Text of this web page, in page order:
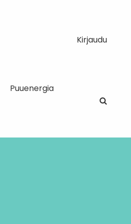
Kirjaudu
Puuenergia